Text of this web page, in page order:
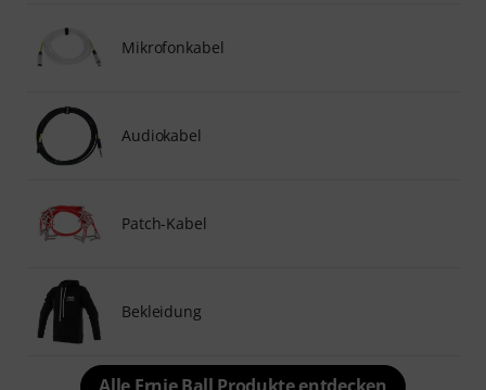
Mikrofonkabel
Audiokabel
Patch-Kabel
Bekleidung